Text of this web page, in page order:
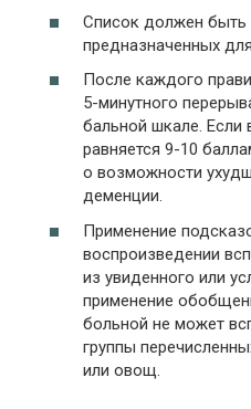
Список должен быть
предназначенных
После каждого
5-минутного
бальной шкале.
равняется 9-10
о возможности
деменции.
Применение
воспроизведении
из увиденного или
применение
больной не может
группы
или овощ.